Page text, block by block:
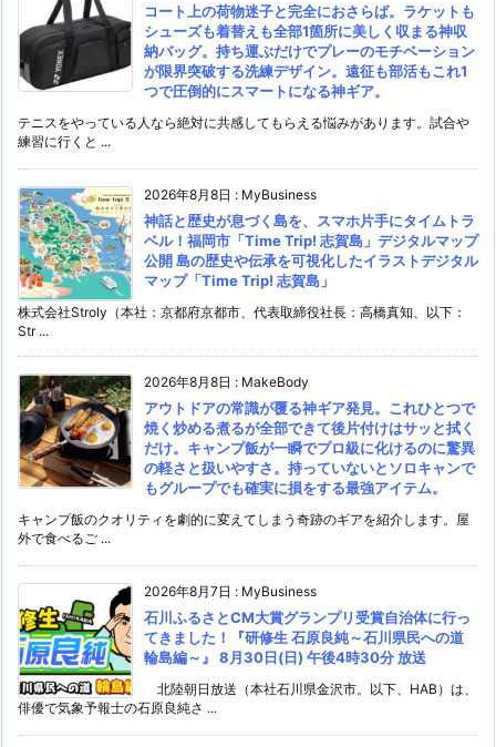
コート上の荷物迷子と完全におさらば。ラケットも
シューズも着替えも全部1箇所に美しく収まる神収
納バッグ。持ち運ぶだけでプレーのモチベーション
が限界突破する洗練デザイン。遠征も部活もこれ1
つで圧倒的にスマートになる神ギア。
テニスをやっている人なら絶対に共感してもらえる悩みがあります。試合や
練習に行くと ...
2026年8月8日 : MyBusiness
神話と歴史が息づく島を、スマホ片手にタイムトラ
ベル！福岡市「Time Trip! 志賀島」デジタルマップ
公開 島の歴史や伝承を可視化したイラストデジタル
マップ「Time Trip! 志賀島」
株式会社Stroly（本社：京都府京都市、代表取締役社長：高橋真知、以下：
Str ...
2026年8月8日 : MakeBody
アウトドアの常識が覆る神ギア発見。これひとつで
焼く炒める煮るが全部できて後片付けはサッと拭く
だけ。キャンプ飯が一瞬でプロ級に化けるのに驚異
の軽さと扱いやすさ。持っていないとソロキャンで
もグループでも確実に損をする最強アイテム。
キャンプ飯のクオリティを劇的に変えてしまう奇跡のギアを紹介します。屋
外で食べるご ...
2026年8月7日 : MyBusiness
石川ふるさとCM大賞グランプリ受賞自治体に行っ
てきました！『研修生 石原良純～石川県民への道
輪島編～』 8月30日(日) 午後4時30分 放送
北陸朝日放送（本社石川県金沢市。以下、HAB）は、
俳優で気象予報士の石原良純さ ...